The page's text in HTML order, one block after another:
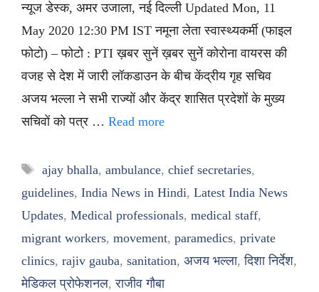
न्यूज डेस्क, अमर उजाला, नई दिल्ली Updated Mon, 11
May 2020 12:30 PM IST नमूना लेता स्वास्थ्यकर्मी (फाइल
फोटो) – फोटो : PTI ख़बर सुनें ख़बर सुनें कोरोना वायरस की
वजह से देश में जारी लॉकडाउन के बीच केंद्रीय गृह सचिव
अजय भल्ला ने सभी राज्यों और केंद्र शासित प्रदेशों के मुख्य
सचिवों को पत्र … Read more
Tags
ajay bhalla, ambulance, chief secretaries,
guidelines, India News in Hindi, Latest India News
Updates, Medical professionals, medical staff,
migrant workers, movement, paramedics, private
clinics, rajiv gauba, sanitation, अजय भल्ला,दिशा निर्देश,
मेडिकल प्रोफेशनल,राजीव गौबा